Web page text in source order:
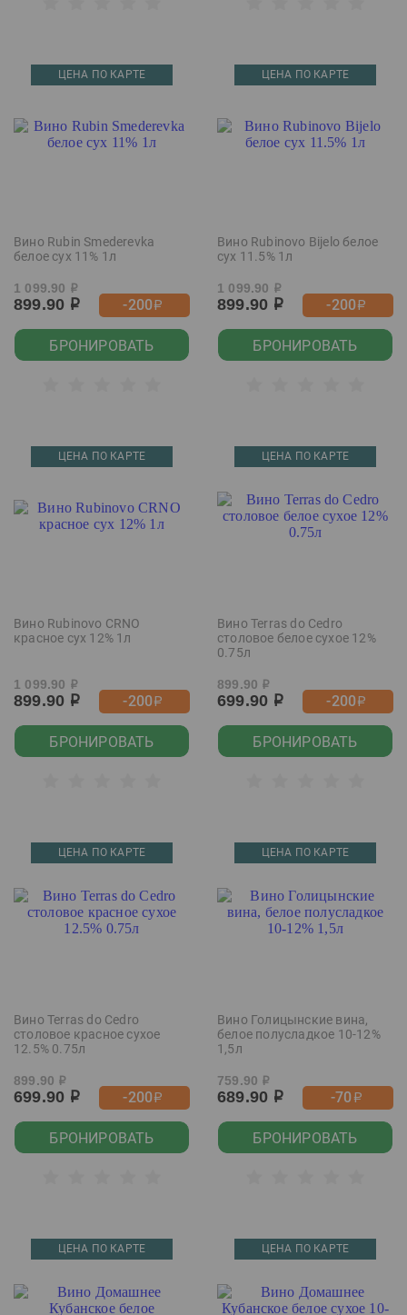
ЦЕНА ПО КАРТЕ
Вино Rubin Smederevka
белое сух 11% 1л
1 099.90 р
899.90 р -200р
БРОНИРОВАТЬ
ЦЕНА ПО КАРТЕ
Вино Rubinovo Bijelo белое
сух 11.5% 1л
1 099.90 р
899.90 р -200р
БРОНИРОВАТЬ
ЦЕНА ПО КАРТЕ
Вино Rubinovo CRNO
красное сух 12% 1л
1 099.90 р
899.90 р -200р
БРОНИРОВАТЬ
ЦЕНА ПО КАРТЕ
Вино Terras do Cedro
столовое белое сухое 12%
0.75л
899.90 р
699.90 р -200р
БРОНИРОВАТЬ
ЦЕНА ПО КАРТЕ
Вино Terras do Cedro
столовое красное сухое
12.5% 0.75л
899.90 р
699.90 р -200р
БРОНИРОВАТЬ
ЦЕНА ПО КАРТЕ
Вино Голицынские вина,
белое полусладкое 10-12%
1,5л
759.90 р
689.90 р -70р
БРОНИРОВАТЬ
ЦЕНА ПО КАРТЕ ЦЕНА ПО КАРТЕ